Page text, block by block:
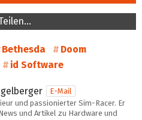
Bethesda
Doom
id Software
E-Mail
und passionierter Sim-Racer. Er
und Artikel zu Hardware und